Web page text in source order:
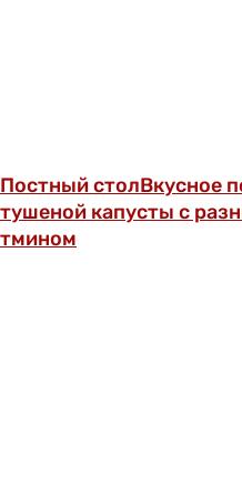
Постный столВкусное
тушеной капусты с
тмином